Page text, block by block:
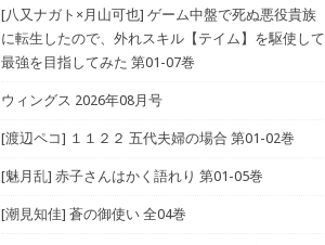
[八又ナガト×月山可也] ゲーム中盤で死ぬ悪役貴族
に転生したので、外れスキル【テイム】を駆使して
最強を目指してみた 第01-07巻
ウィングス 2026年08月号
[渡辺ペコ] １１２２ 五代夫婦の場合 第01-02巻
[魅月乱] 赤子さんはかく語れり 第01-05巻
[潮見知佳] 蒼の御使い 全04巻